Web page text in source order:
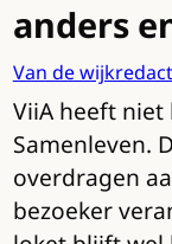
anders
Van de
ViiA heeft
Samenleven.
overdragen
bezoeker